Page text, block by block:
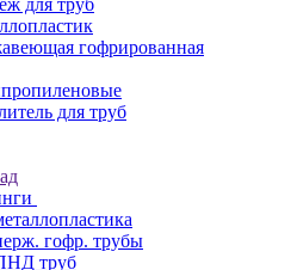
для труб
гофрированная
для труб
гофр. трубы
труб